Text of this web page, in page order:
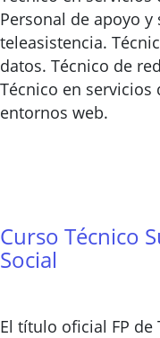
Personal de apoyo
teleasistencia.
datos. Técnico de
Técnico en servicios
entornos web.
Curso Técnico
Social
El título oficial FP